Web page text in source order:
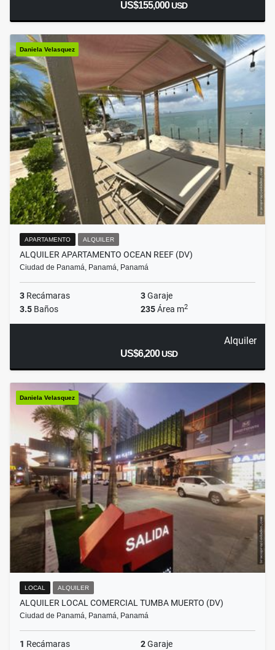
US$155,000USD
Daniela Velasquez
APARTAMENTO ALQUILER
ALQUILER APARTAMENTO OCEAN REEF (DV)
Ciudad de Panamá, Panamá, Panamá
3 Recámaras 3Garaje
3.5 Baños 235Área m2
Alquiler
US$6,200USD
Daniela Velasquez
LOCAL ALQUILER
ALQUILER LOCAL COMERCIAL TUMBA MUERTO (DV)
Ciudad de Panamá, Panamá, Panamá
1 Recámaras 2Garaje